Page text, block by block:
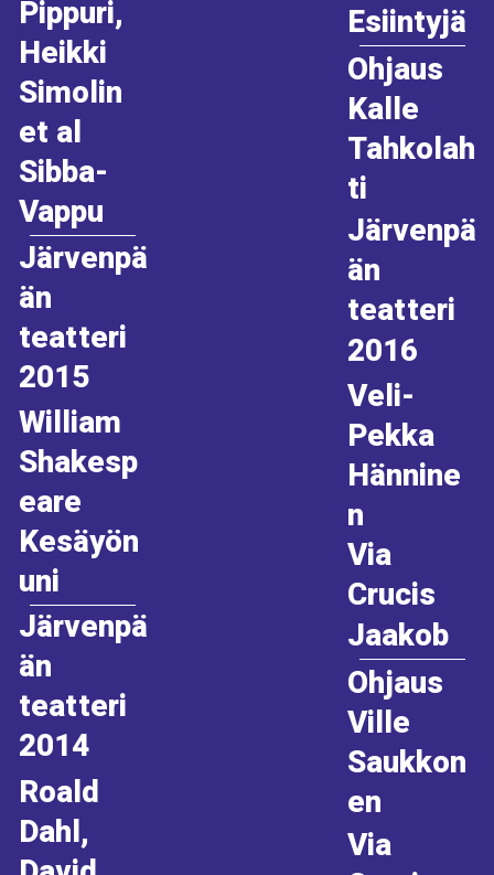
Pippuri,
Heikki
Simolin
et al
Sibba-
Vappu
Järvenpä
än
teatteri
2015
William
Shakesp
eare
Kesäyön
uni
Järvenpä
än
teatteri
2014
Roald
Dahl,
Esiintyjä
Ohjaus
Kalle
Tahkolah
ti
Järvenpä
än
teatteri
2016
Veli-
Pekka
Hännine
n
Via
Crucis
Jaakob
Ohjaus
Ville
Saukkon
en
Via